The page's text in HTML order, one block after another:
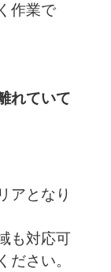
作業で
れていて
アとなり
も対応可
ださい。